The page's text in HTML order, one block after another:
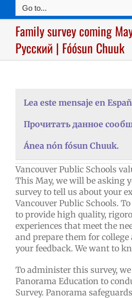
Go to...
Family survey coming
Русский | Fóósun Chuuk
Lea este mensaje en
Прочитать данное
Ánea nón fósun Chuuk.
Vancouver Public Schools
This May, we will be asking
survey to tell us about your
Vancouver Public Schools.
to provide high quality,
experiences that meet the
and prepare them for college
your feedback. We want to
To administer this survey,
Panorama Education to
Survey. Panorama